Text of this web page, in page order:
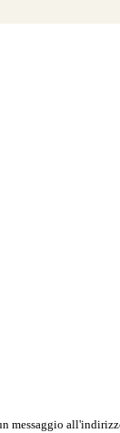
messaggio